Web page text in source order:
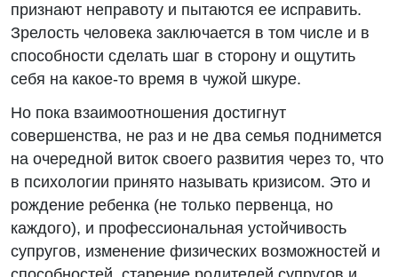
признают неправоту и пытаются ее исправить.
Зрелость человека заключается в том числе и в
способности сделать шаг в сторону и ощутить
себя на какое-то время в чужой шкуре.
Но пока взаимоотношения достигнут
совершенства, не раз и не два семья поднимется
на очередной виток своего развития через то, что
в психологии принято называть кризисом. Это и
рождение ребенка (не только первенца, но
каждого), и профессиональная устойчивость
супругов, изменение физических возможностей и